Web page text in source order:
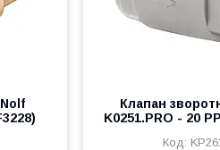
Клапан
K0251.PRO - 20